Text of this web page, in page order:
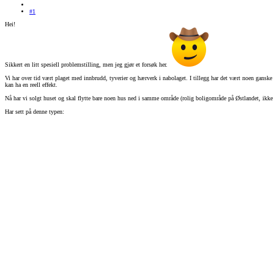
#1
Hei!
Sikkert en litt spesiell problemstilling, men jeg gjør et forsøk her.
Vi har over tid vært plaget med innbrudd, tyverier og hærverk i nabolaget. I tillegg har det vært noen
kan ha en reell effekt.
Nå har vi solgt huset og skal flytte bare noen hus ned i samme område (rolig boligområde på Østlandet,
Har sett på denne typen: